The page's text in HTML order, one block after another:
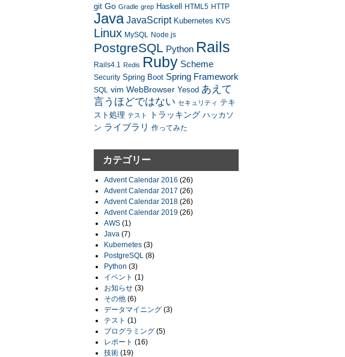
git Go Gradle grep Haskell HTML5 HTTP
Java JavaScript Kubernetes KVS
Linux MySQL Node.js
PostgreSQL Python Rails
Rails4.1 Redis Ruby Scheme
Security Spring Boot Spring Framework
SQL vim WebBrowser Yesod あえて
言うほどではない セキュリティ テキ
スト処理 テスト トラッキング ハッカソ
ン ライブラリ 作ってみた
カテゴリー
Advent Calendar 2016 (26)
Advent Calendar 2017 (26)
Advent Calendar 2018 (26)
Advent Calendar 2019 (26)
AWS (1)
Java (7)
Kubernetes (3)
PostgreSQL (8)
Python (3)
イベント (1)
お知らせ (3)
その他 (6)
データマイニング (3)
テスト (1)
プログラミング (5)
レポート (16)
技術 (19)